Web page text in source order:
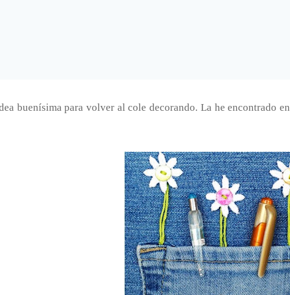
buenísima para volver al cole decorando. La he encontrado en